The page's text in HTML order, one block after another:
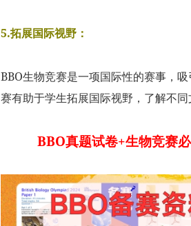
5.拓展国际视野：
BBO生物竞赛是一项国际性的赛事，
赛有助于学生拓展国际视野，了解不
BBO真题试卷+生物竞赛